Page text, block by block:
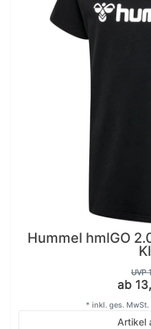
Hummel hmlGO
UVP
ab
Artikel
* inkl. ges. MwSt.